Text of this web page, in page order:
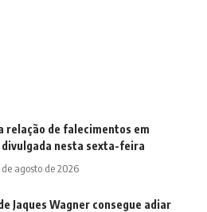
relação de falecimentos em
nesta sexta-feira
de agosto de 2026
Jaques Wagner consegue adiar